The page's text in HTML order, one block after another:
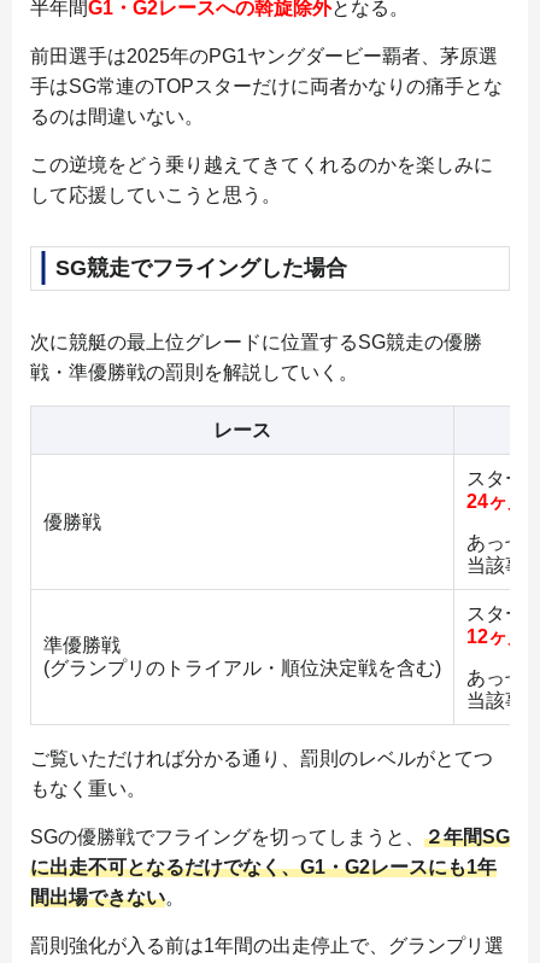
半年間G1・G2レースへの斡旋除外となる。
前田選手は2025年のPG1ヤングダービー覇者、茅原選
手はSG常連のTOPスターだけに両者かなりの痛手とな
るのは間違いない。
この逆境をどう乗り越えてきてくれるのかを楽しみに
して応援していこうと思う。
SG競走でフライングした場合
次に競艇の最上位グレードに位置するSG競走の優勝
戦・準優勝戦の罰則を解説していく。
レース
優勝戦
スター
24ヶ月
あっせ
当該事
準優勝戦
(グランプリのトライアル・順位決定戦を含む)
スター
12ヶ月
あっせ
当該事
ご覧いただければ分かる通り、罰則のレベルがとてつ
もなく重い。
SGの優勝戦でフライングを切ってしまうと、 ２年間SG
に出走不可となるだけでなく、G1・G2レースにも1年
間出場できない。
罰則強化が入る前は1年間の出走停止で、グランプリ選